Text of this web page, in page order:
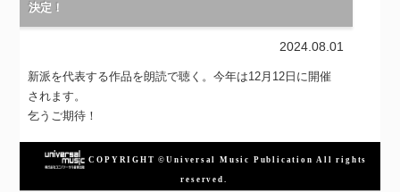
決定！
2024.08.01
新派を代表する作品を朗読で聴く。今年は12月12日に開催
されます。
乞うご期待！
COPYRIGHT ©Universal Music Publication All rights
reserved.